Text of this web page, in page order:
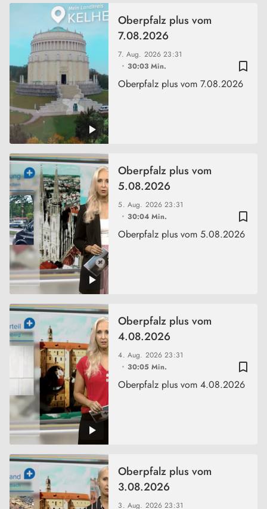
bookmark_border
7. Aug. 202623:31
30:03 Min.
Oberpfalz plus vom
7.08.2026
Oberpfalz plus vom 7.08.2026
bookmark_border
5. Aug. 202623:31
30:04 Min.
Oberpfalz plus vom
5.08.2026
Oberpfalz plus vom 5.08.2026
bookmark_border
4. Aug. 202623:31
30:05 Min.
Oberpfalz plus vom
4.08.2026
Oberpfalz plus vom 4.08.2026
3. Aug. 202623:31
Oberpfalz plus vom
3.08.2026